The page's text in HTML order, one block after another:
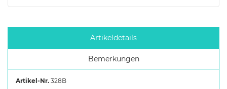
Artikeldetails
Bemerkungen
Artikel-Nr. 328B